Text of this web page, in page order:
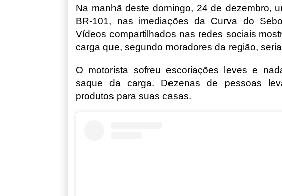
Na manhã deste domingo, 24 de dezembro,
BR-101, nas imediações da Curva do
Vídeos compartilhados nas redes sociais
carga que, segundo moradores da região,
O motorista sofreu escoriações leves e
saque da carga. Dezenas de pessoas
produtos para suas casas.